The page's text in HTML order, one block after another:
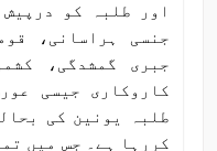
اور طلبہ کو
جنسی ہراسانی،
جبری گمشدگی،
کاروکاری جیسی
طلبہ یونین کی
کررہا ہے۔ جس میں